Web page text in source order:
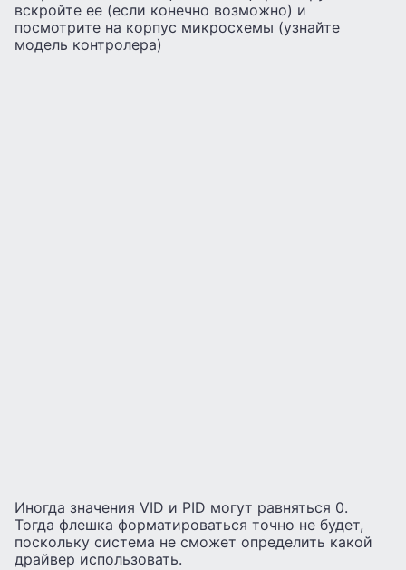
вскройте ее (если конечно возможно) и
посмотрите на корпус микросхемы (узнайте
модель контролера)
Иногда значения VID и PID могут равняться 0.
Тогда флешка форматироваться точно не будет,
поскольку система не сможет определить какой
драйвер использовать.